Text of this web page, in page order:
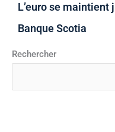
L’euro se maintient
Banque Scotia
Rechercher